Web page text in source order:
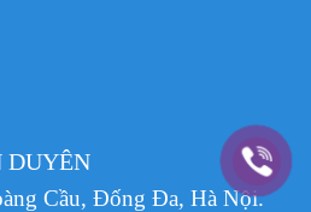
DUYÊN
Cầu, Đống Đa, Hà Nội.